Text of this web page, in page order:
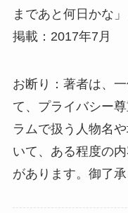
まであと何日かな
掲載：2017年7月
お断り：著者は、
て、プライバシー
ラムで扱う人物名
いて、ある程度の
があります。御了承